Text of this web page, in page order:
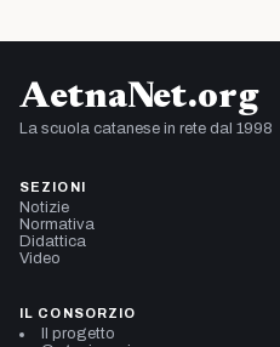
AetnaNet.org
La scuola catanese in rete dal 1998
SEZIONI
Notizie
Normativa
Didattica
Video
IL CONSORZIO
Il progetto